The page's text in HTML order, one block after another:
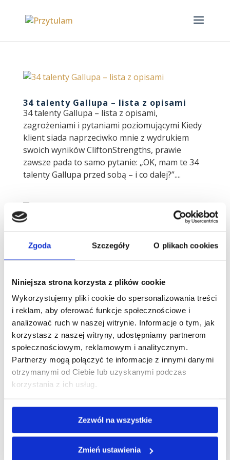
Zgoda Szczegóły O plikach cookies
Niniejsza strona korzysta z plików cookie
Wykorzystujemy pliki cookie do spersonalizowania treści
i reklam, aby oferować funkcje społecznościowe i
analizować ruch w naszej witrynie. Informacje o tym, jak
korzystasz z naszej witryny, udostępniamy partnerom
społecznościowym, reklamowym i analitycznym.
Partnerzy mogą połączyć te informacje z innymi danymi
otrzymanymi od Ciebie lub uzyskanymi podczas
korzystania z ich usług.
Zezwól na wszystkie
Zmień ustawienia
34 talenty Gallupa – lista z opisami
34 talenty Gallupa – lista z opisami,
zagrożeniami i pytaniami poziomującymi Kiedy
klient siada naprzeciwko mnie z wydrukiem
swoich wyników CliftonStrengths, prawie
zawsze pada to samo pytanie: „OK, mam te 34
talenty Gallupa przed sobą – i co dalej?”....
Słabe strony talentów wpływu Gallupa – ciemna
strona przywództwa i charyzmy „Mam
ale tylko na starcie, potem się wypalam.”
„Ludzie dają mi do zrozumienia, że się wynoszę
nad nich,...
Obserwuj mnie
Ostatnie wpisy